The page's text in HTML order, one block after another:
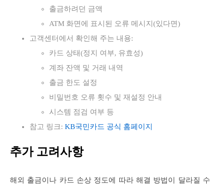
출금하려던 금액
ATM 화면에 표시된 오류 메시지(있다면)
고객센터에서 확인해 주는 내용:
카드 상태(정지 여부, 유효성)
계좌 잔액 및 거래 내역
출금 한도 설정
비밀번호 오류 횟수 및 재설정 안내
시스템 점검 여부 등
참고 링크: KB국민카드 공식 홈페이지
추가 고려사항
해외 출금이나 카드 손상 정도에 따라 해결 방법이 달라질 수